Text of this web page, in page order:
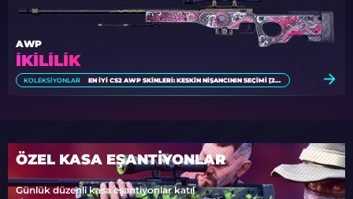
İKILILIK
AWP
KOLEKSIYONLAR EN İYI CS2 AWP SKINLERI: KESKIN NIŞANCININ SEÇIMI [2026]
ÖZEL KASA EŞANTİYONLAR
Günlük düzenli kasa eşantiyonlar katıl